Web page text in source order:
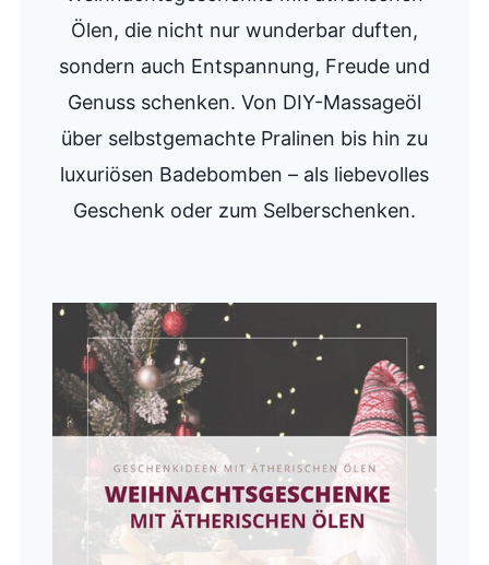
Ölen, die nicht nur wunderbar duften,
sondern auch Entspannung, Freude und
Genuss schenken. Von DIY-Massageöl
über selbstgemachte Pralinen bis hin zu
luxuriösen Badebomben – als liebevolles
Geschenk oder zum Selberschenken.